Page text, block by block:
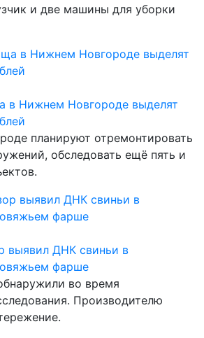
и две машины для уборки
в Нижнем Новгороде выделят
планируют отремонтировать
обследовать ещё пять и
выявил ДНК свиньи в
фарше
во время
Производителю